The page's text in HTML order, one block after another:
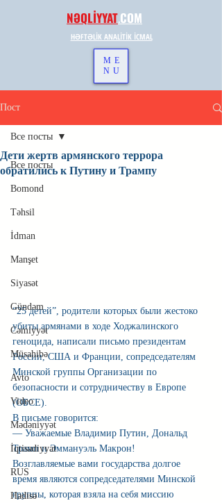
NƏQLİYYAT.COM
HƏFTƏLİK ANALİTİK İCMAL
ME
NU
Пост
Все посты
Bomond
Təhsil
İdman
Manşet
Siyasət
Gündəm
Cəmiyyət
Müsahibə
Avto
Video
Mədəniyyət
İqtisadiyyat
RUS
Hadisə
Все посты
Дети жертв армянского террора
обратились к Путину и Трампу
“25 детей”, родители которых были жестоко
убиты армянами в ходе Ходжалинского
геноцида, написали письмо президентам
России, США и Франции, сопредседателям
Минской группы Организации по
безопасности и сотрудничеству в Европе
(ОБСЕ).
В письме говорится:
— Уважаемые Владимир Путин, Дональд
Трамп и Эммануэль Макрон!
Возглавляемые вами государства долгое
время являются сопредседателями Минской
группы, которая взяла на себя миссию